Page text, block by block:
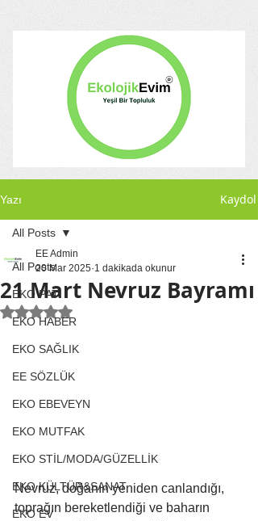
Yazı Kaydol
All Posts
EKO PATİ
EKO HABER
EKO SAĞLIK
EE SÖZLÜK
EKO EBEVEYN
EKO MUTFAK
EKO STİL/MODA/GÜZELLİK
EKO KÜLTÜR&SANAT
EKO EV
All Posts
21 Mart Nevruz Bayramı
EE Admin
20 Mar 2025 1 dakikada okunur
5 üzerinden NaN yıldız
Nevruz, doğanın yeniden canlandığı,
toprağın bereketlendiği ve baharın